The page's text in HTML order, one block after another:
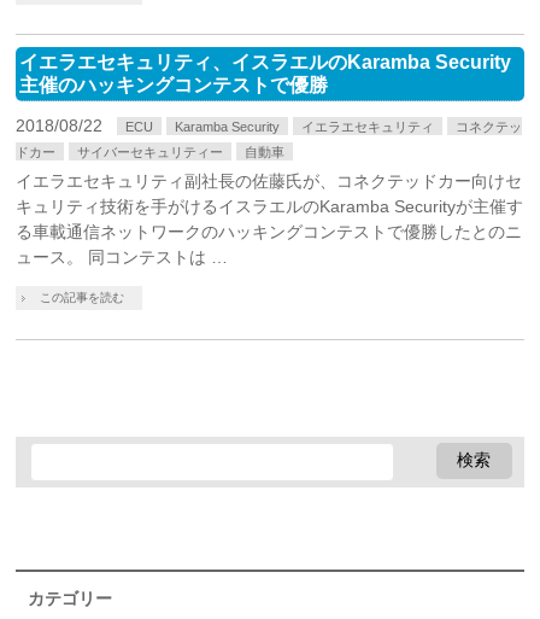
イエラエセキュリティ、イスラエルのKaramba Security
主催のハッキングコンテストで優勝
2018/08/22 ECU Karamba Security イエラエセキュリティ
コネクテッ
ドカー
サイバーセキュリティー 自動車
イエラエセキュリティ副社長の佐藤氏が、コネクテッドカー向けセ
キュリティ技術を手がけるイスラエルのKaramba Securityが主催す
る車載通信ネットワークのハッキングコンテストで優勝したとのニ
ュース。 同コンテストは …
この記事を読む
カテゴリー